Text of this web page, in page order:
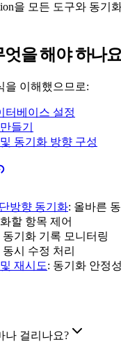
을 모든 도구와 동기
을 해야 하나
을 이해했으므로:
터베이스 설정
들기
동기화 방향 구성
방향 동기화: 올바른
할 항목 제어
동기화 기록 모니터링
동시 수정 처리
재시도: 동기화 안정
나 걸리나요?